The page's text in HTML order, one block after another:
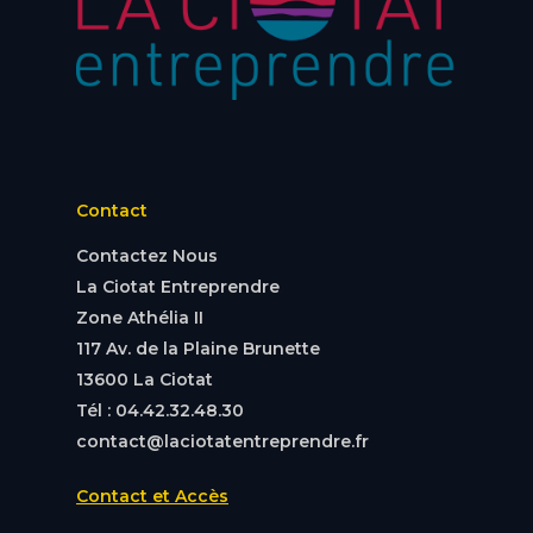
Contact
Contactez Nous
La Ciotat Entreprendre
Zone Athélia II
117 Av. de la Plaine Brunette
13600 La Ciotat
Tél : 04.42.32.48.30
contact@laciotatentreprendre.fr
Contact et Accès